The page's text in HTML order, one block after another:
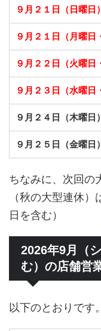
９月２１日（日曜日）
９月２１日（月曜日
９月２２日（火曜日
９月２３日（水曜日
９月２４日（木曜日）
９月２５日（金曜日）
ちなみに、次回の
（秋の大型連休
日を含む）
2026年9月（
む）の店舗営
以下のとおりです。